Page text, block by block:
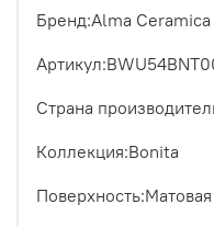
Бренд:Alma Ceramica
Страна
Коллекция:Bonita
Поверхность:Матовая